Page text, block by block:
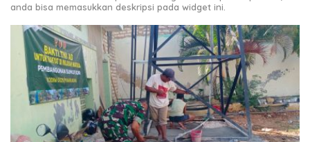
anda bisa memasukkan deskripsi pada widget ini.